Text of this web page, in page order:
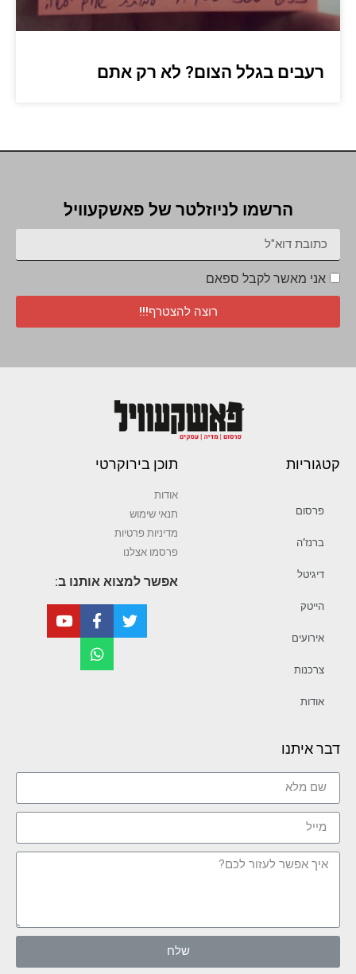
רעבים בגלל הצום? לא רק אתם
הרשמו לניוזלטר של פאשקעוויל
אני מאשר לקבל ספאם
רוצה להצטרף!!!
קטגוריות
פרסום
ברנז’ה
דיגיטל
הייטק
אירועים
צרכנות
אודות
תוכן בירוקרטי
אודות
תנאי שימוש
מדיניות פרטיות
פרסמו אצלנו
אפשר למצוא אותנו ב:
דבר איתנו
שלח